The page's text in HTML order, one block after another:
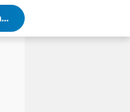
Resmi Terdaftar sebagai Mediator Non-Hakim di Pengadilan Negeri Jakarta Selatan, Yandri, S.H. Siap Mengedepankan Keadilan Melalui Jalur Perdamaian
Yandri SH Kawal APDESI di Gugatan PSN PIK 2, Tegaskan Komitmen pada Supremasi Hukum